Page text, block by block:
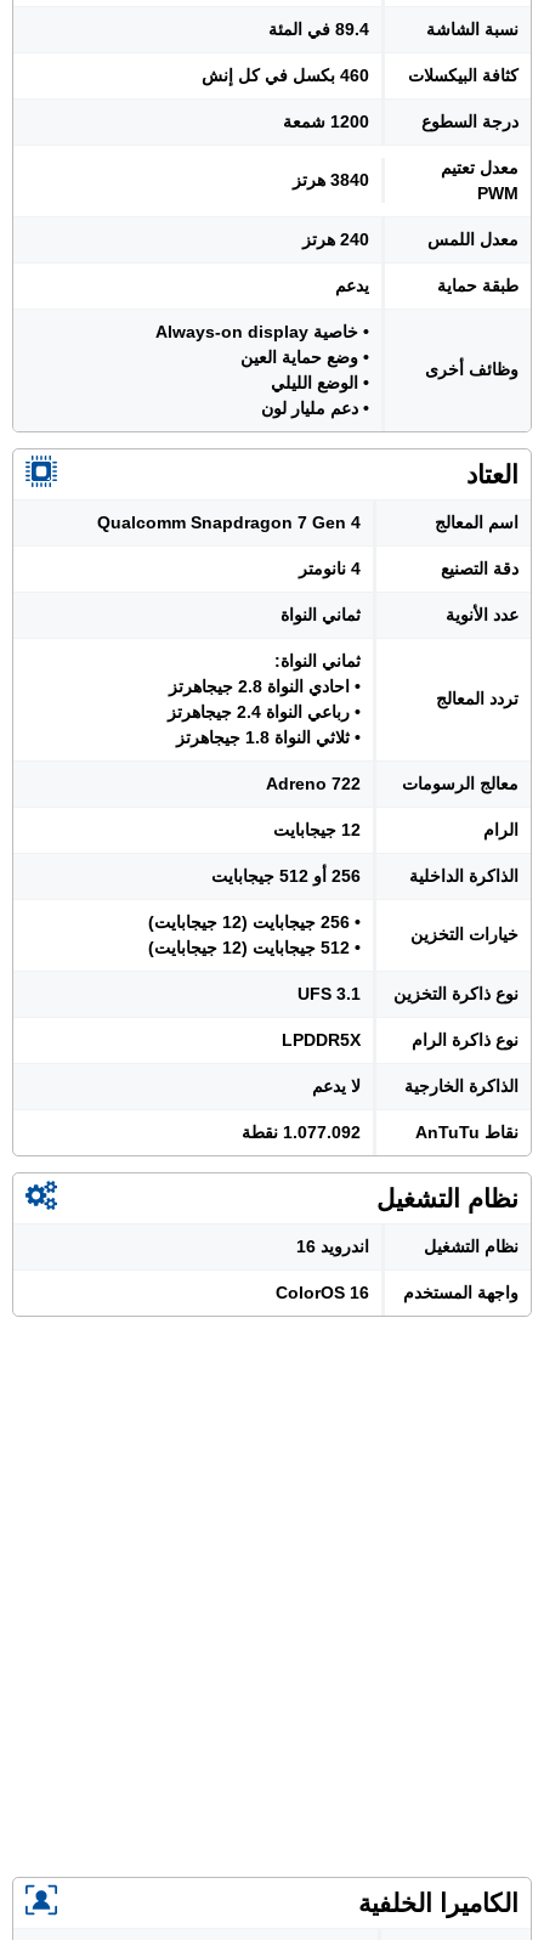
نسبة الشاشة 89.4 في المئة
كثافة البيكسلات 460 بكسل في كل إنش
درجة السطوع 1200 شمعة
معدل تعتيم
PWM
3840 هرتز
معدل اللمس 240 هرتز
طبقة حماية يدعم
وظائف أخرى
• خاصية Always-on display
• وضع حماية العين
• الوضع الليلي
• دعم مليار لون
العتاد
اسم المعالج Qualcomm Snapdragon 7 Gen 4
دقة التصنيع 4 نانومتر
عدد الأنوية ثماني النواة
تردد المعالج
ثماني النواة:
• احادي النواة 2.8 جيجاهرتز
• رباعي النواة 2.4 جيجاهرتز
• ثلاثي النواة 1.8 جيجاهرتز
معالج الرسومات Adreno 722
الرام 12 جيجابايت
الذاكرة الداخلية 256 أو 512 جيجابايت
خيارات التخزين
• 256 جيجابايت (12 جيجابايت)
• 512 جيجابايت (12 جيجابايت)
نوع ذاكرة التخزين UFS 3.1
نوع ذاكرة الرام LPDDR5X
الذاكرة الخارجية لا يدعم
نقاط AnTuTu 1.077.092 نقطة
نظام التشغيل
نظام التشغيل اندرويد 16
واجهة المستخدم ColorOS 16
الكاميرا الخلفية